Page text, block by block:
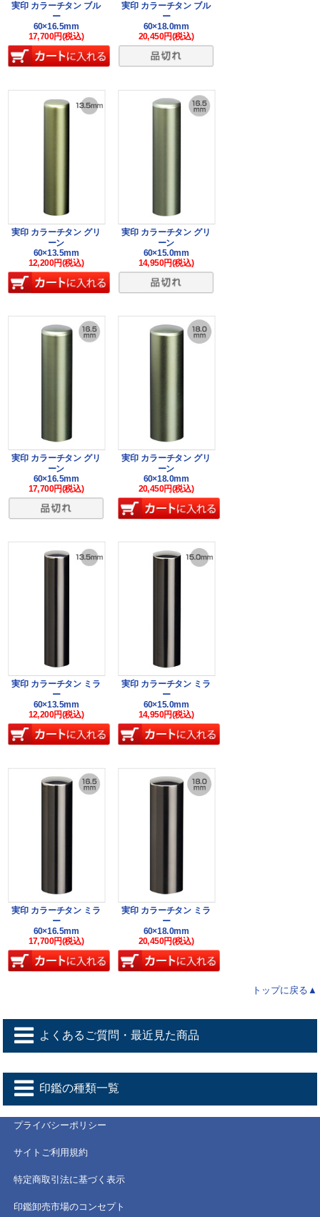
実印 カラーチタン ブル
ー
60×16.5mm
17,700円(税込)
実印 カラーチタン ブル
ー
60×18.0mm
20,450円(税込)
実印 カラーチタン グリ
ーン
60×13.5mm
12,200円(税込)
実印 カラーチタン グリ
ーン
60×15.0mm
14,950円(税込)
実印 カラーチタン グリ
ーン
60×16.5mm
17,700円(税込)
実印 カラーチタン グリ
ーン
60×18.0mm
20,450円(税込)
実印 カラーチタン ミラ
ー
60×13.5mm
12,200円(税込)
実印 カラーチタン ミラ
ー
60×15.0mm
14,950円(税込)
実印 カラーチタン ミラ
ー
60×16.5mm
17,700円(税込)
実印 カラーチタン ミラ
ー
60×18.0mm
20,450円(税込)
トップに戻る▲
よくあるご質問・最近見た商品
印鑑の種類一覧
プライバシーポリシー
サイトご利用規約
特定商取引法に基づく表示
印鑑卸売市場のコンセプト